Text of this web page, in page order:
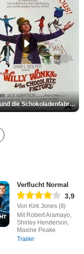
Charlie und die Schokoladenfabrik Trailer OV
Verflucht Normal
3,9
Von Kirk Jones (II)
Mit Robert Aramayo,
Shirley Henderson,
Maxine Peake
Trailer